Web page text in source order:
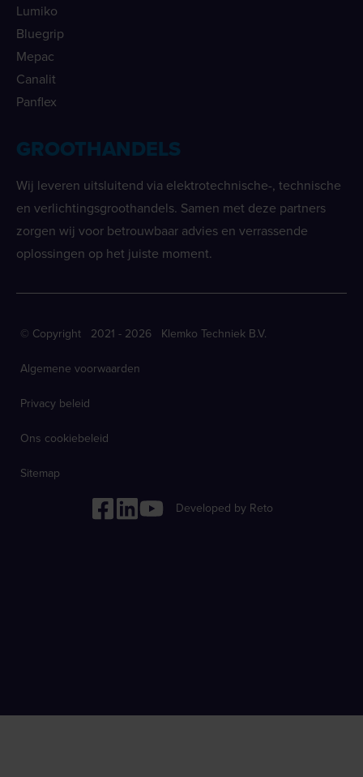
Lumiko
Bluegrip
Mepac
Canalit
Panflex
GROOTHANDELS
Wij leveren uitsluitend via elektrotechnische-, technische
en verlichtingsgroothandels. Samen met deze partners
zorgen wij voor betrouwbaar advies en verrassende
oplossingen op het juiste moment.
© Copyright 2021 - 2026 Klemko Techniek B.V.
Algemene voorwaarden
Privacy beleid
Ons cookiebeleid
Sitemap
Developed by Reto